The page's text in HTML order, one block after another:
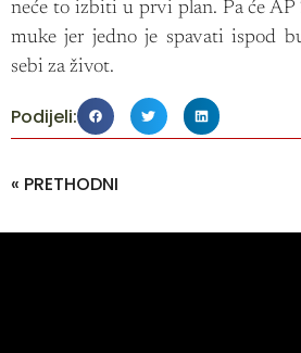
neće to izbiti u prvi plan. Pa će
muke jer jedno je spavati ispod
sebi za život.
Podijeli:
« PRETHODNI